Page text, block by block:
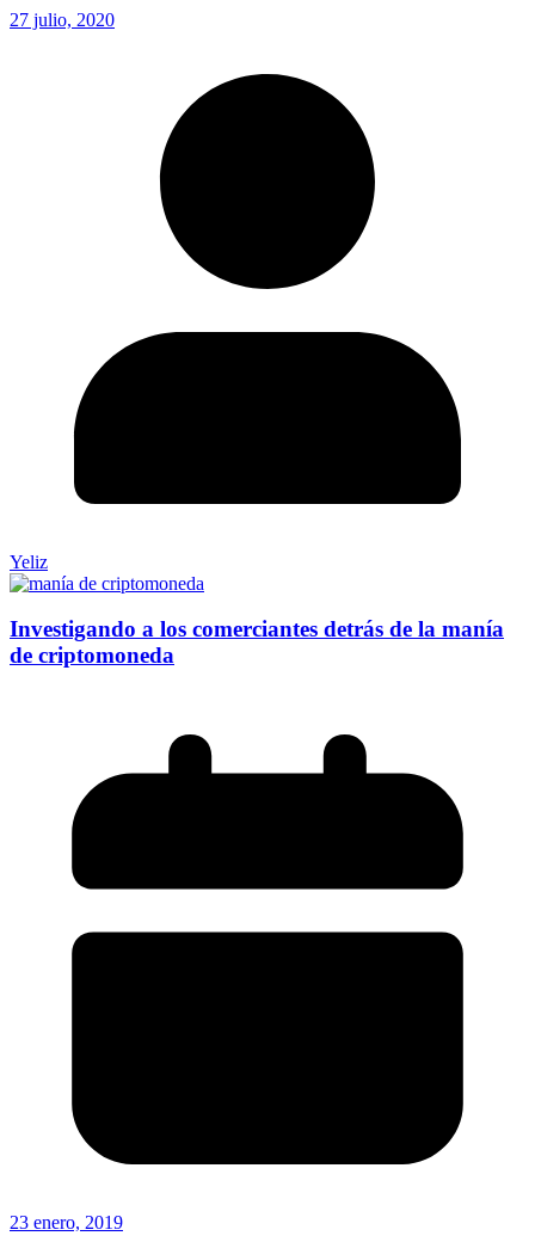
27 julio, 2020
Yeliz
Investigando a los comerciantes detrás de la manía
de criptomoneda
23 enero, 2019